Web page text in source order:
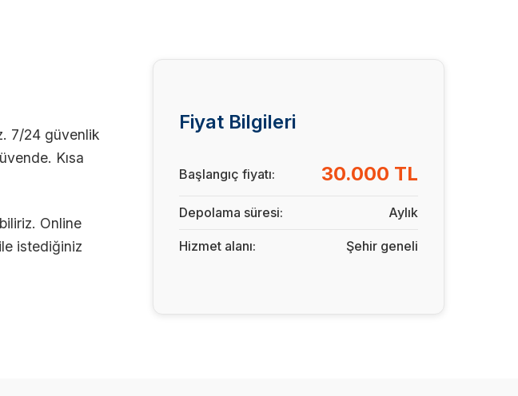
7/24 güvenlik
Kısa
Online
istediğiniz
Fiyat Bilgileri
Başlangıç fiyatı: 30.000 TL
Depolama süresi: Aylık
Hizmet alanı: Şehir geneli